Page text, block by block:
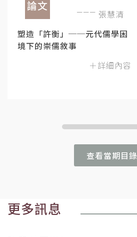
論文
張慧清
塑造「許衡」──元代儒學困
境下的崇儒敘事
＋詳細內容
查看當期目錄
更多訊息